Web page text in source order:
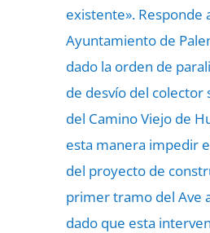
existente». Responde
Ayuntamiento de
dado la orden de
de desvío del
del Camino Viejo de
esta manera impedir
del proyecto de
primer tramo del Ave
dado que esta